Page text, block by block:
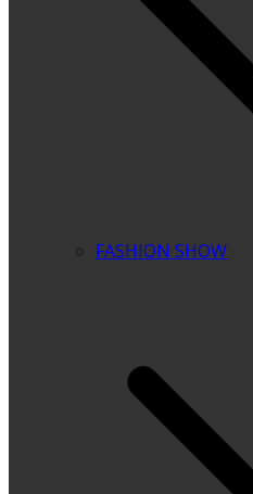
FASHION SHOW